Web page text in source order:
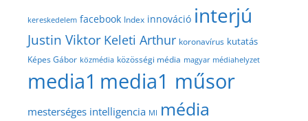
kereskedelem facebook Index innováció interjú
Justin Viktor Keleti Arthur koronavírus kutatás
Képes Gábor közmédia közösségi média magyar médiahelyzet
media1 media1 műsor
mesterséges intelligencia MI média